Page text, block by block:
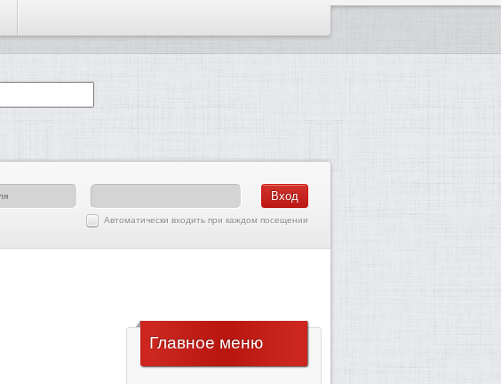
Автоматически входить при каждом посещении
Главное меню